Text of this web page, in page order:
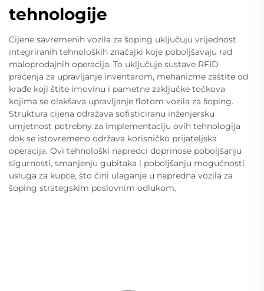
tehnologije
Cijene savremenih vozila za šoping uključuju vrijednost
integriranih tehnoloških značajki koje poboljšavaju rad
maloprodajnih operacija. To uključuje sustave RFID
praćenja za upravljanje inventarom, mehanizme zaštite od
krađe koji štite imovinu i pametne zaključke točkova
kojima se olakšava upravljanje flotom vozila za šoping.
Struktura cijena odražava sofisticiranu inženjersku
umjetnost potrebnу za implementaciju ovih tehnologija
dok se istovremeno održava korisničko prijateljska
operacija. Ovi tehnološki napredci doprinose poboljšanju
sigurnosti, smanjenju gubitaka i poboljšanju mogućnosti
usluga za kupce, što čini ulaganje u napredna vozila za
šoping strategskim poslovnim odlukom.